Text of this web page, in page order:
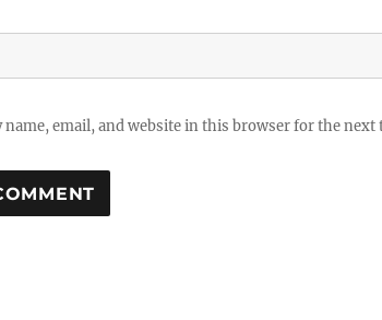
name, email, and website in this browser for the